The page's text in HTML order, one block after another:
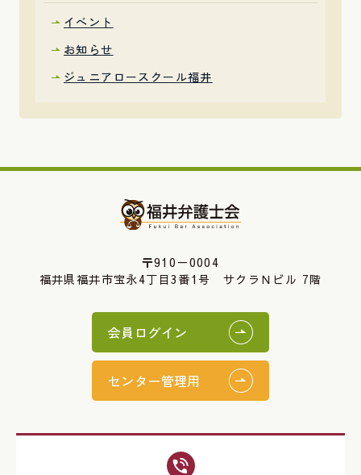
イベント
お知らせ
ジュニアロースクール福井
〒910－0004
福井県福井市宝永4丁目3番1号 サクラＮビル 7階
会員ログイン
センター管理用